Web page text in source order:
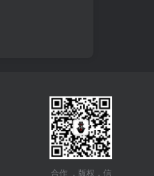
合作 ，版权，信